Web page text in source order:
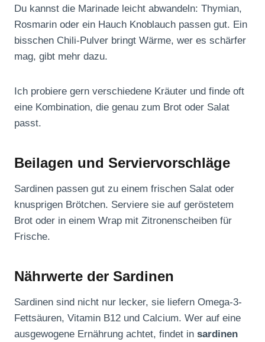
Du kannst die Marinade leicht abwandeln: Thymian,
Rosmarin oder ein Hauch Knoblauch passen gut. Ein
bisschen Chili-Pulver bringt Wärme, wer es schärfer
mag, gibt mehr dazu.
Ich probiere gern verschiedene Kräuter und finde oft
eine Kombination, die genau zum Brot oder Salat
passt.
Beilagen und Serviervorschläge
Sardinen passen gut zu einem frischen Salat oder
knusprigen Brötchen. Serviere sie auf geröstetem
Brot oder in einem Wrap mit Zitronenscheiben für
Frische.
Nährwerte der Sardinen
Sardinen sind nicht nur lecker, sie liefern Omega-3-
Fettsäuren, Vitamin B12 und Calcium. Wer auf eine
ausgewogene Ernährung achtet, findet in sardinen